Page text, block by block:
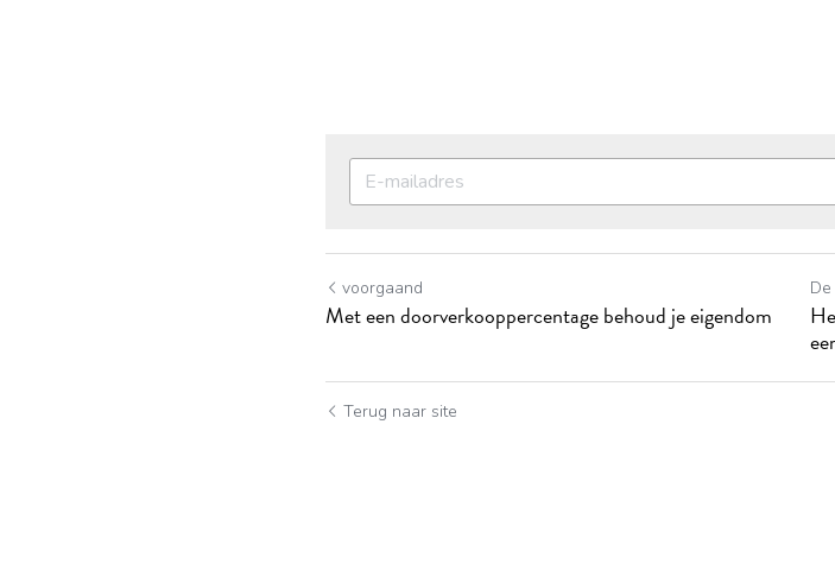
voorgaand
Met een doorverkooppercentage behoud je eigendom
Terug naar site